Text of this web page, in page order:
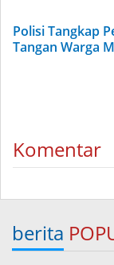
Polisi Tangkap
Tangan Warga
Komentar
berita